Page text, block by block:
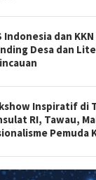
Indonesia dan
Desa dan
Inspiratif di
RI, Tawau,
Pemuda